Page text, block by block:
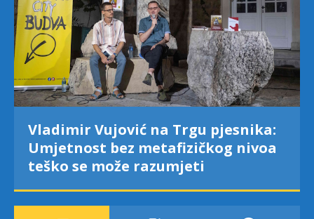
Vladimir Vujović na Trgu pjesnika:
Umjetnost bez metafizičkog nivoa
teško se može razumjeti